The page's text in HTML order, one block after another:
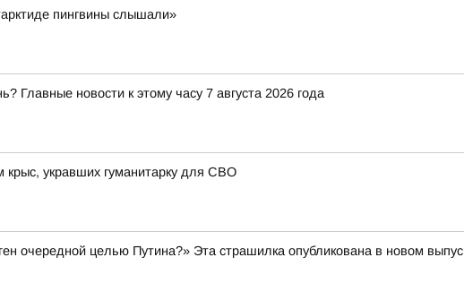
пингвины слышали»
Главные новости к этому часу 7 августа 2026 года
укравших гуманитарку для СВО
очередной целью Путина?» Эта страшилка опубликована в новом